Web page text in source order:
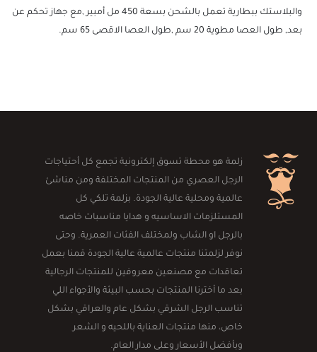
والبلاستك ببطارية تعمل بالشحن بسعة 450 مل أمبير ,مع جهاز تحكم عن
بعد, طول العصا مطوية 20 سم ,طول العصا الاقصى 65 سم.
زلمة هو محطة تسوق إلكترونية تجمع كل أحتياجات
الرجل العصري من المنتجات المختلفة ومن مناشئ
عالمية ومحلية عالية الجودة. بزلمة تلكي كل
المستلزمات الاساسيه و هدايا مناسبات خاصه
بالرجل او الشاب ولمختلف الفئات العمرية. وحتى
نوفر لزلمتنا منتجات عالمية عالية الجودة قمنا بعمل
تعاقدات مع مصنعين معروفين للمنتجات الرجالية
بعد ما أخترنا المنتجات بحسب البيئة والأجواء اللي
تناسب الرجل الشرقي بشكل عام والعراقي بشكل
خاص، منها منتجات العناية باللحيه و الشعر
وبأفضل الأسعار وعلى مدار العام.